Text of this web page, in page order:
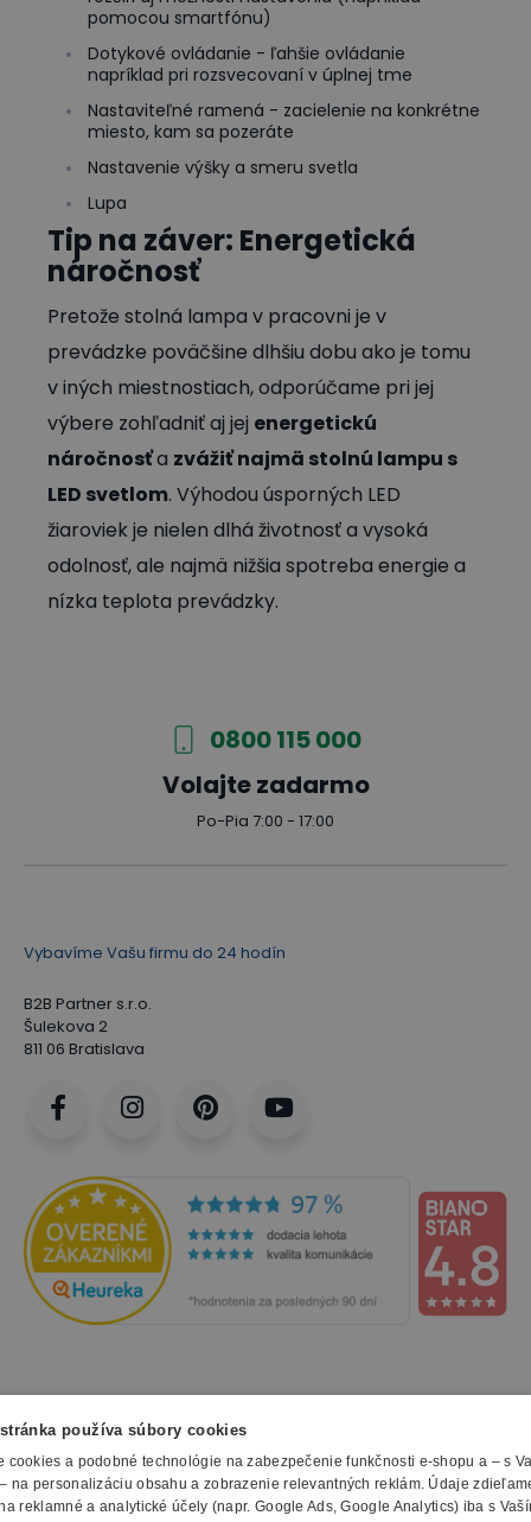
pomocou smartfónu)
Dotykové ovládanie - ľahšie ovládanie
napríklad pri rozsvecovaní v úplnej tme
Nastaviteľné ramená - zacielenie na konkrétne
miesto, kam sa pozeráte
Nastavenie výšky a smeru svetla
Lupa
Tip na záver: Energetická
náročnosť
Pretože stolná lampa v pracovni je v
prevádzke poväčšine dlhšiu dobu ako je tomu
v iných miestnostiach, odporúčame pri jej
výbere zohľadniť aj jej energetickú
náročnosťa zvážiť najmä stolnú lampu s
LED svetlom. Výhodou úsporných LED
žiaroviek je nielen dlhá životnosť a vysoká
odolnosť, ale najmä nižšia spotreba energie a
nízka teplota prevádzky.
0800 115 000
Volajte zadarmo
Po-Pia 7:00 - 17:00
Vybavíme Vašu firmu do 24 hodín
B2B Partner s.r.o.
Šulekova 2
811 06 Bratislava
NAKUPOVANIE
Všetko o nákupe
Obchodné podmienky
SLUŽBY
používa súbory cookies
cookies a podobné technológie na zabezpečenie funkčnosti e-shopu a – s
na personalizáciu obsahu a zobrazenie relevantných reklám. Údaje
reklamné a analytické účely (napr. Google Ads, Google Analytics) iba s